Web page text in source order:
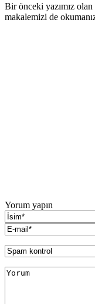
Bir önceki yazımız olan
makalemizi de
Yorum yapın